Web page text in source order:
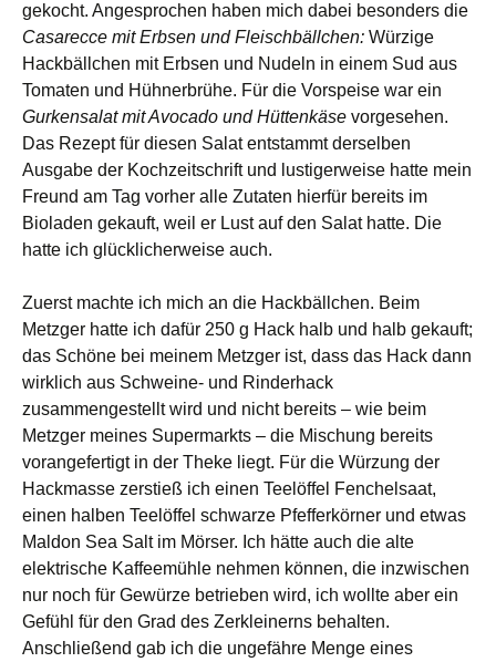
gekocht. Angesprochen haben mich dabei besonders die
Casarecce mit Erbsen und Fleischbällchen: Würzige
Hackbällchen mit Erbsen und Nudeln in einem Sud aus
Tomaten und Hühnerbrühe. Für die Vorspeise war ein
Gurkensalat mit Avocado und Hüttenkäse vorgesehen.
Das Rezept für diesen Salat entstammt derselben
Ausgabe der Kochzeitschrift und lustigerweise hatte mein
Freund am Tag vorher alle Zutaten hierfür bereits im
Bioladen gekauft, weil er Lust auf den Salat hatte. Die
hatte ich glücklicherweise auch.
Zuerst machte ich mich an die Hackbällchen. Beim
Metzger hatte ich dafür 250 g Hack halb und halb gekauft;
das Schöne bei meinem Metzger ist, dass das Hack dann
wirklich aus Schweine- und Rinderhack
zusammengestellt wird und nicht bereits – wie beim
Metzger meines Supermarkts – die Mischung bereits
vorangefertigt in der Theke liegt. Für die Würzung der
Hackmasse zerstieß ich einen Teelöffel Fenchelsaat,
einen halben Teelöffel schwarze Pfefferkörner und etwas
Maldon Sea Salt im Mörser. Ich hätte auch die alte
elektrische Kaffeemühle nehmen können, die inzwischen
nur noch für Gewürze betrieben wird, ich wollte aber ein
Gefühl für den Grad des Zerkleinerns behalten.
Anschließend gab ich die ungefähre Menge eines